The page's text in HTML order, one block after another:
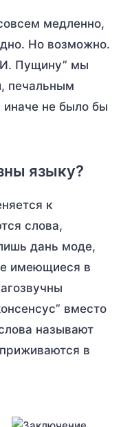
медленно,
Но возможно.
И. Пущину” мы
печальным
иначе не было бы
языку?
к
слова,
дань моде,
имеющиеся в
вместо
называют
в